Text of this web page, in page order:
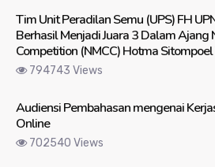
Tim Unit Peradilan Semu (UPS) FH
Berhasil Menjadi Juara 3 Dalam Ajang
Competition (NMCC) Hotma
794743 Views
Audiensi Pembahasan mengenai
Online
702540 Views